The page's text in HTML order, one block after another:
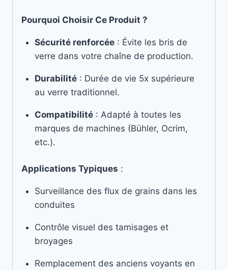
Pourquoi Choisir Ce Produit ?
Sécurité renforcée: Évite les bris de
verre dans votre chaîne de production.
Durabilité: Durée de vie 5x supérieure
au verre traditionnel.
Compatibilité: Adapté à toutes les
marques de machines (Bühler, Ocrim,
etc.).
Applications Typiques :
Surveillance des flux de grains dans les
conduites
Contrôle visuel des tamisages et
broyages
Remplacement des anciens voyants en